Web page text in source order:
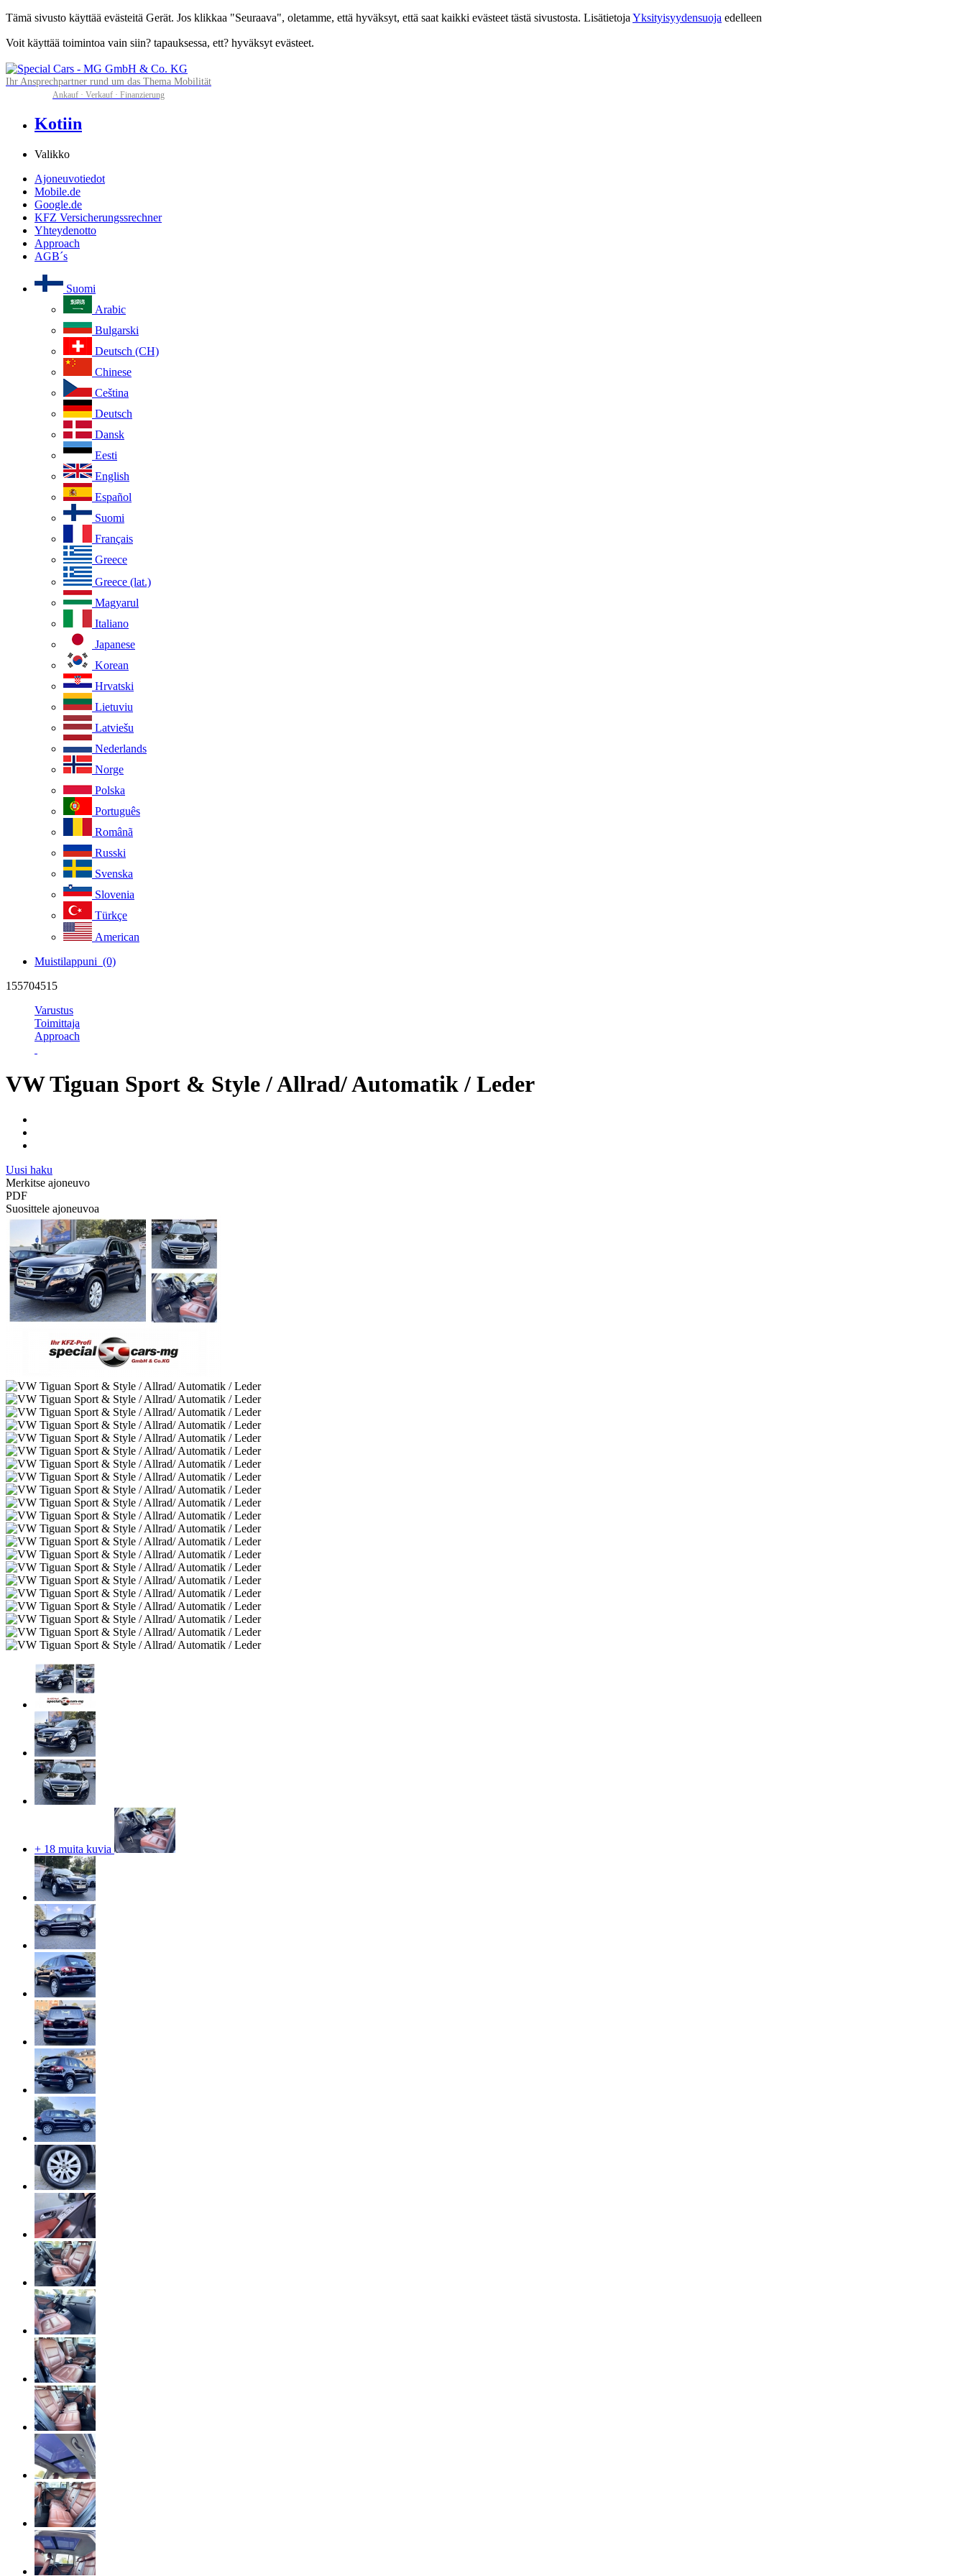
Tämä sivusto käyttää evästeitä Gerät. Jos klikkaa "Seuraava", oletamme, että hyväksyt, että saat kaikki evästeet tästä sivustosta. Lisätietoja Yksityisyydensuoja edelleen
Voit käyttää toimintoa vain siin? tapauksessa, ett? hyväksyt evästeet.
Ihr Ansprechpartner rund um das Thema Mobilität
Ankauf · Verkauf · Finanzierung
Kotiin
Valikko
Ajoneuvotiedot
Mobile.de
Google.de
KFZ Versicherungssrechner
Yhteydenotto
Approach
AGB´s
Suomi
Arabic
Bulgarski
Deutsch (CH)
Chinese
Ceština
Deutsch
Dansk
Eesti
English
Español
Suomi
Français
Greece
Greece (lat.)
Magyarul
Italiano
Japanese
Korean
Hrvatski
Lietuviu
Latviešu
Nederlands
Norge
Polska
Português
Românã
Russki
Svenska
Slovenia
Türkçe
American
Muistilappuni (0)
155704515
Varustus
Toimittaja
Approach
VW Tiguan Sport & Style / Allrad/ Automatik / Leder
Uusi haku
Merkitse ajoneuvo
PDF
Suosittele ajoneuvoa
+ 18 muita kuvia